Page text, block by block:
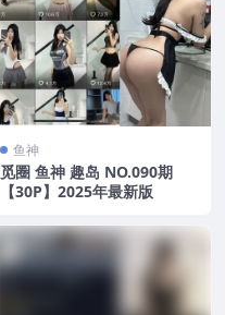
鱼神
觅圈 鱼神 趣岛 NO.090期
【30P】2025年最新版